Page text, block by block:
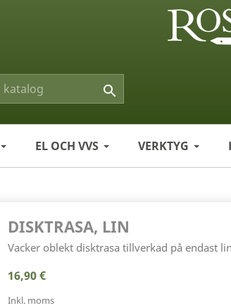

EL OCH VVS VERKTYG
DISKTRASA, LIN
Vacker oblekt disktrasa tillverkad på endast
16,90 €
Inkl. moms